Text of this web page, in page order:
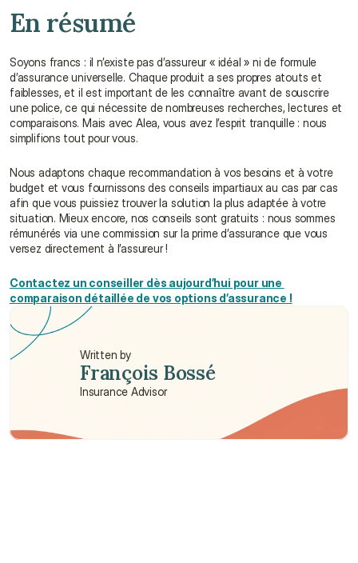
En résumé
Soyons francs : il n’existe pas d’assureur « idéal » ni de formule
d’assurance universelle. Chaque produit a ses propres atouts et
faiblesses, et il est important de les connaître avant de souscrire
une police, ce qui nécessite de nombreuses recherches, lectures et
comparaisons. Mais avec Alea, vous avez l’esprit tranquille : nous
simplifions tout pour vous.
Nous adaptons chaque recommandation à vos besoins et à votre
budget et vous fournissons des conseils impartiaux au cas par cas
afin que vous puissiez trouver la solution la plus adaptée à votre
situation. Mieux encore, nos conseils sont gratuits : nous sommes
rémunérés via une commission sur la prime d’assurance que vous
versez directement à l’assureur !
Contactez un conseiller dès aujourd’hui pour une
comparaison détaillée de vos options d’assurance !
Written by
François Bossé
Insurance Advisor